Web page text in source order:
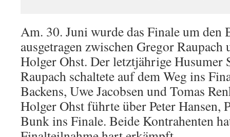
Am. 30. Juni wurde das Finale um den
ausgetragen zwischen Gregor
Holger Ohst. Der letztjährige Husumer
Raupach schaltete auf dem Weg ins
Backens, Uwe Jacobsen und Tomas
Holger Ohst führte über Peter Hansen,
Bunk ins Finale. Beide Kontrahenten